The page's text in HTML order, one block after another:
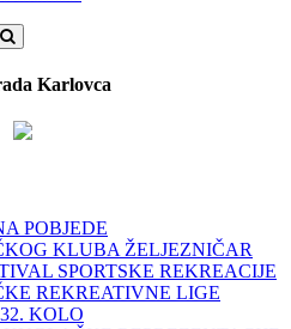
Karlovca
POBJEDE
KLUBA ŽELJEZNIČAR
SPORTSKE REKREACIJE
REKREATIVNE LIGE
KOLO